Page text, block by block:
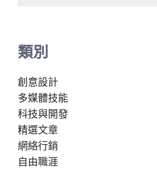
類別
創意設計
多媒體技能
科技與開發
精選文章
網絡行銷
自由職涯